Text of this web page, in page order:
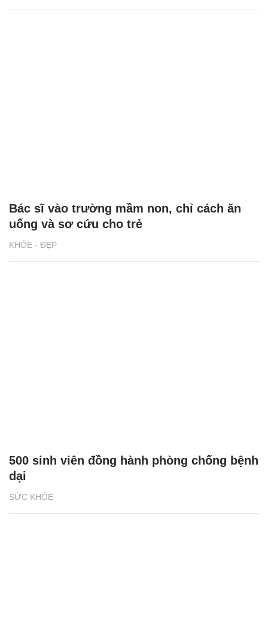
KHỎE - ĐẸP
Bác sĩ vào trường mầm non, chỉ cách ăn
uống và sơ cứu cho trẻ
SỨC KHỎE
500 sinh viên đồng hành phòng chống bệnh
dại